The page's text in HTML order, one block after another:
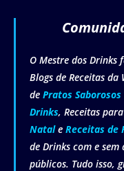
O Mestre dos Drinks
Blogs de Receitas da
de Pratos
Drinks, Receitas
Natale Receitas de
de Drinks com e
públicos. Tudo isso,